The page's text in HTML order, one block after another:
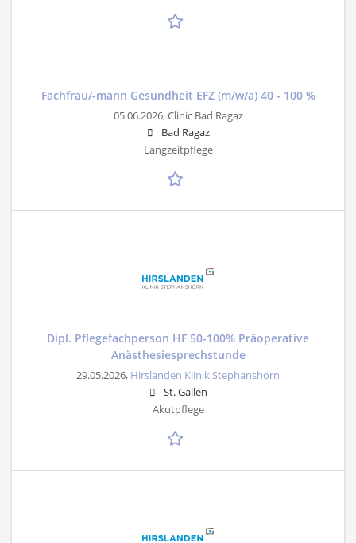
Fachfrau/-mann Gesundheit EFZ (m/w/a) 40 - 100 %
05.06.2026,Clinic Bad Ragaz
Bad Ragaz
Langzeitpflege
Dipl. Pflegefachperson HF 50-100% Präoperative
Anästhesiesprechstunde
29.05.2026, Hirslanden Klinik Stephanshorn
St. Gallen
Akutpflege